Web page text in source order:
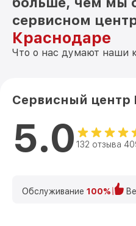
сервисном
Краснодаре
Что о нас думают наши
Сервисный центр
5.0 132 отзыва
Обслуживание 100%